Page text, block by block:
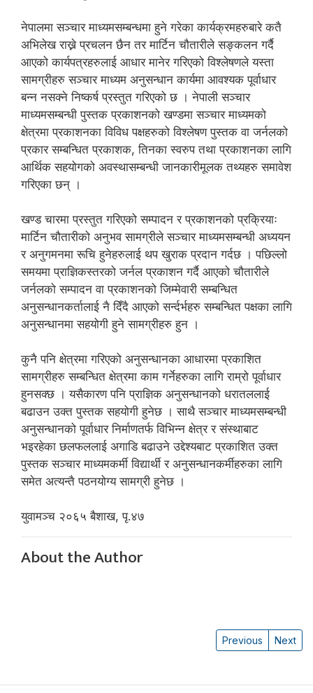
नेपालमा सञ्चार माध्यमसम्बन्धमा हुने गरेका कार्यक्रमहरुबारे कतै
अभिलेख राख्ने प्रचलन छैन तर मार्टिन चौतारीले सङ्कलन गर्दै
आएको कार्यपत्रहरुलाई आधार मानेर गरिएको विश्लेषणले यस्ता
सामग्रीहरु सञ्चार माध्यम अनुसन्धान कार्यमा आवश्यक पूर्वाधार
बन्न नसक्ने निष्कर्ष प्रस्तुत गरिएको छ । नेपाली सञ्चार
माध्यमसम्बन्धी पुस्तक प्रकाशनको खण्डमा सञ्चार माध्यमको
क्षेत्रमा प्रकाशनका विविध पक्षहरुको विश्लेषण पुस्तक वा जर्नलको
प्रकार सम्बन्धित प्रकाशक, तिनका स्वरुप तथा प्रकाशनका लागि
आर्थिक सहयोगको अवस्थासम्बन्धी जानकारीमूलक तथ्यहरु समावेश
गरिएका छन् ।
खण्ड चारमा प्रस्तुत गरिएको सम्पादन र प्रकाशनको प्रक्रियाः
मार्टिन चौतारीको अनुभव सामग्रीले सञ्चार माध्यमसम्बन्धी अध्ययन
र अनुगमनमा रूचि हुनेहरुलाई थप खुराक प्रदान गर्दछ । पछिल्लो
समयमा प्राज्ञिकस्तरको जर्नल प्रकाशन गर्दै आएको चौतारीले
जर्नलको सम्पादन वा प्रकाशनको जिम्मेवारी सम्बन्धित
अनुसन्धानकर्तालाई नै दिँदै आएको सर्न्दर्भहरु सम्बन्धित पक्षका लागि
अनुसन्धानमा सहयोगी हुने सामग्रीहरु हुन ।
कुनै पनि क्षेत्रमा गरिएको अनुसन्धानका आधारमा प्रकाशित
सामग्रीहरु सम्बन्धित क्षेत्रमा काम गर्नेहरुका लागि राम्रो पूर्वाधार
हुनसक्छ । यसैकारण पनि प्राज्ञिक अनुसन्धानको धरातललाई
बढाउन उक्त पुस्तक सहयोगी हुनेछ । साथै सञ्चार माध्यमसम्बन्धी
अनुसन्धानको पूर्वाधार निर्माणतर्फ विभिन्न क्षेत्र र संस्थाबाट
भइरहेका छलफललाई अगाडि बढाउने उद्देश्यबाट प्रकाशित उक्त
पुस्तक सञ्चार माध्यमकर्मी विद्यार्थी र अनुसन्धानकर्मीहरुका लागि
समेत अत्यन्तै पठनयोग्य सामग्री हुनेछ ।
युवामञ्च २०६५ बैशाख, पृ.४७
About the Author
Previous Next